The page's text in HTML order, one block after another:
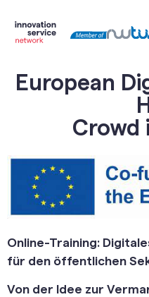
European
Crowd
Online-Training:
für den öffentlichen
Von der Idee zur